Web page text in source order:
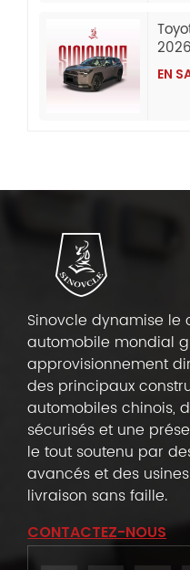
EN
Sinovcle dynamise le
automobile mondial
approvisionnement
des principaux
automobiles chinois,
sécurisés et une
le tout soutenu par
avancés et des
livraison sans faille.
CONTACTEZ-NOUS